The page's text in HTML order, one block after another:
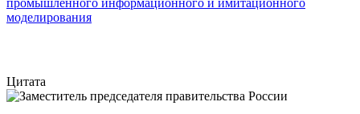
промышленного информационного и имитационного
моделирования
Цитата